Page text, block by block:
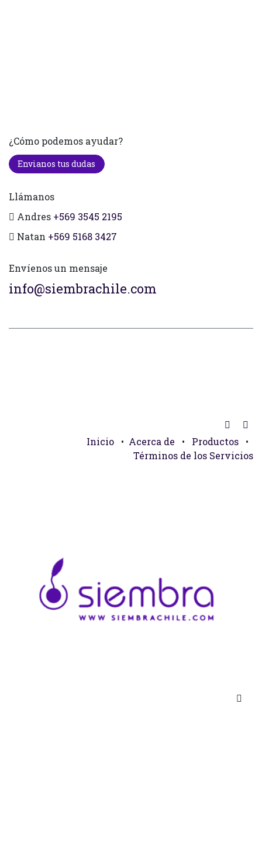
¿Cómo podemos ayudar?
Envianos tus dudas
Llámanos
Andres +569 3545 2195
Natan +569 5168 3427
Envíenos un mensaje
info@siembrachile.com
Inicio • Acerca de • Productos
•
Términos de los Servicios